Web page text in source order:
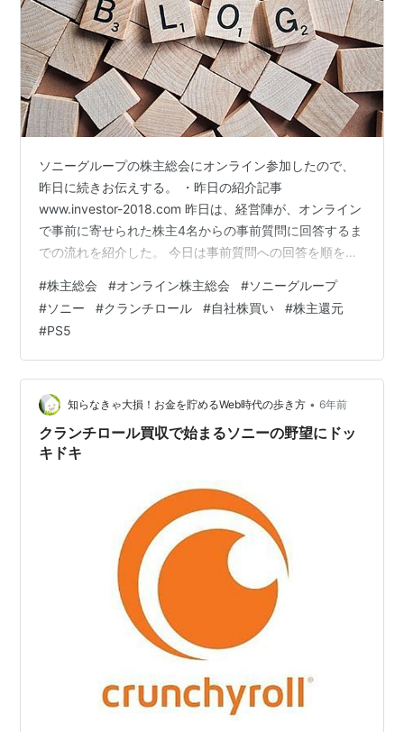
ソニーグループの株主総会にオンライン参加したので、
昨日に続きお伝えする。 ・昨日の紹介記事
www.investor-2018.com 昨日は、経営陣が、オンライン
で事前に寄せられた株主4名からの事前質問に回答するま
での流れを紹介した。 今日は事前質問への回答を順を追
況はどうなっているか A. 社長が回答。世界中の顧客から
強い需要ありがたい。 部品調達の制約あるが、780万台
を昨年販売した。 今年は1480万台を届けるのが現時点目
標。 来年度は供給加速し、過去最大の2260万台の販売を
実現したい。 需要には応えられていないが、全力で取
り…
#株主総会 #オンライン株主総会 #ソニーグループ
#ソニー #クランチロール #自社株買い #株主還元
#PS5
知らなきゃ大損！お金を貯めるWeb時代の歩き方 • 6年前
クランチロール買収で始まるソニーの野望にドッ
キドキ